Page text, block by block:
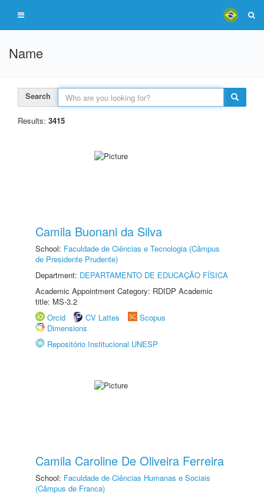
Name
Search
Results: 3415
Camila Buonani da Silva
School: Faculdade de Ciências e Tecnologia (Câmpus
de Presidente Prudente)
Department: DEPARTAMENTO DE EDUCAÇÃO FÍSICA
Academic Appointment Category: RDIDP Academic
title: MS-3.2
Orcid
CV Lattes
Scopus
Dimensions
Repositório Institucional UNESP
Camila Caroline De Oliveira Ferreira
School: Faculdade de Ciências Humanas e Sociais
(Câmpus de Franca)